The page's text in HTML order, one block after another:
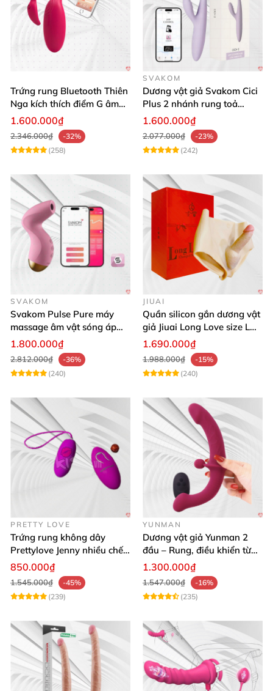
Trứng rung Bluetooth Thiên
Nga kích thích điểm G âm
vật thay đổi không khí yêu
1.600.000₫
2.346.000₫
-32%
(258)
SVAKOM
Dương vật giả Svakom Cici
Plus 2 nhánh rung toả
nhiệt, điều khiển app
1.600.000₫
2.077.000₫
-23%
(242)
SVAKOM
Svakom Pulse Pure máy
massage âm vật sóng áp
lực điều khiển app cao cấp
1.800.000₫
2.812.000₫
-36%
(240)
JIUAI
Quần silicon gắn dương vật
giả Jiuai Long Love size L
cho nữ les
1.690.000₫
1.988.000₫
-15%
(240)
PRETTY LOVE
Trứng rung không dây
Prettylove Jenny nhiều chế
độ rung silicone Nhật
850.000₫
1.545.000₫
-45%
(239)
YUNMAN
Dương vật giả Yunman 2
đầu – Rung, điều khiển từ
xa cho les cực phê
1.300.000₫
1.547.000₫
-16%
(235)